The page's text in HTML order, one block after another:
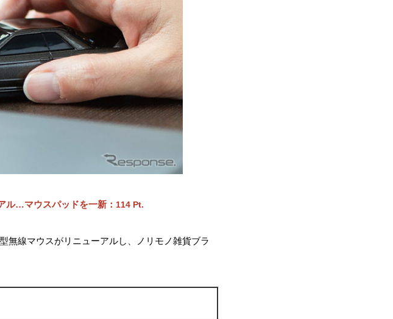
ル…マウスパッドを一新： 114 Pt.
無線マウスがリニューアルし、ノリモノ雑貨ブラ